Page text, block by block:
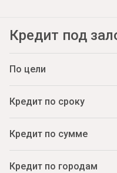
Кредит под
По цели
Кредит по сроку
Кредит по сумме
Кредит по городам